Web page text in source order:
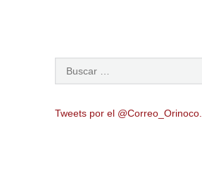
Tweets por el @Correo_Orinoco.